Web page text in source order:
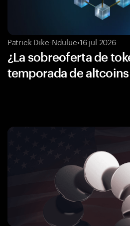
Patrick Dike-Ndulue•16 jul 2026
¿La sobreoferta de
temporada de